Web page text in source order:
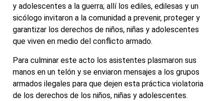
y adolescentes a la guerra; allí los ediles, edilesas y un
sicólogo invitaron a la comunidad a prevenir, proteger y
garantizar los derechos de niños, niñas y adolescentes
que viven en medio del conflicto armado.
Para culminar este acto los asistentes plasmaron sus
manos en un telón y se enviaron mensajes a los grupos
armados ilegales para que dejen esta práctica violatoria
de los derechos de los niños, niñas y adolescentes.